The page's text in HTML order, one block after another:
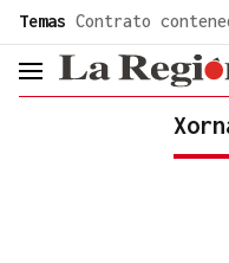
Temas Contrato
header.menu.open